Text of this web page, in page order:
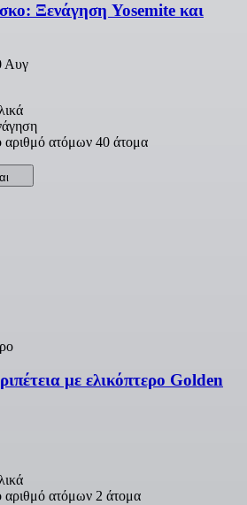
Ξενάγηση Yosemite και
Αυγ
αριθμό ατόμων 40 άτομα
με ελικόπτερο Golden
αριθμό ατόμων 2 άτομα